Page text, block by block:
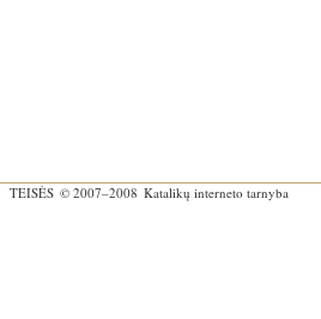
TEISĖS © 2007–2008 Katalikų interneto tarnyba